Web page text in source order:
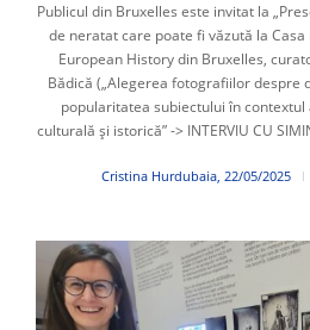
Publicul din Bruxelles este invitat la
de neratat care poate fi văzută la
European History din Bruxelles,
Bădică („Alegerea fotografiilor despre
popularitatea subiectului în contextul
culturală și istorică” -> INTERVIU CU
Cristina Hurdubaia, 22/05/2025